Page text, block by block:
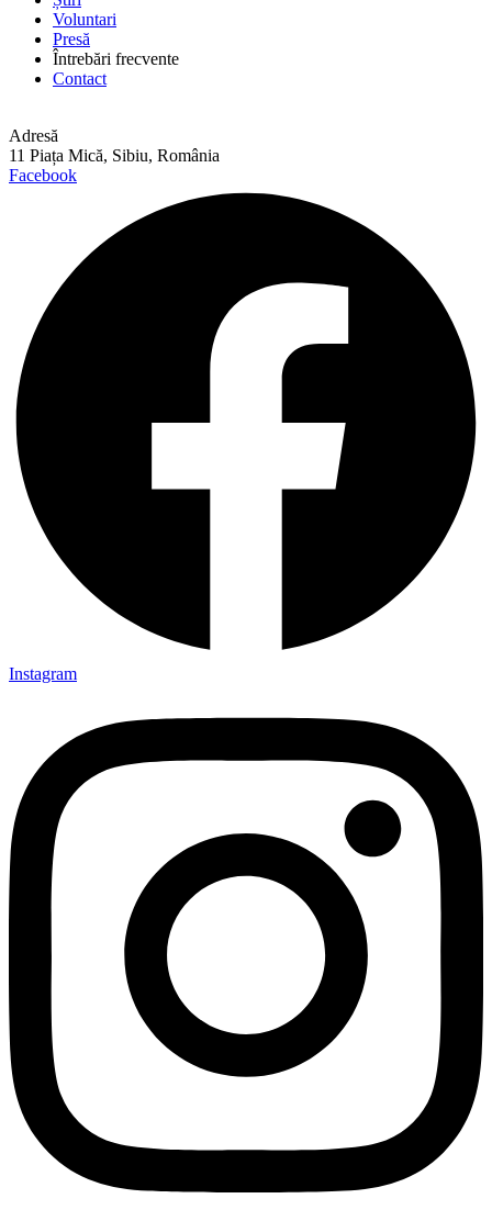
Voluntari
Presă
Întrebări frecvente
Contact
Adresă
11 Piața Mică, Sibiu, România
Facebook
Instagram